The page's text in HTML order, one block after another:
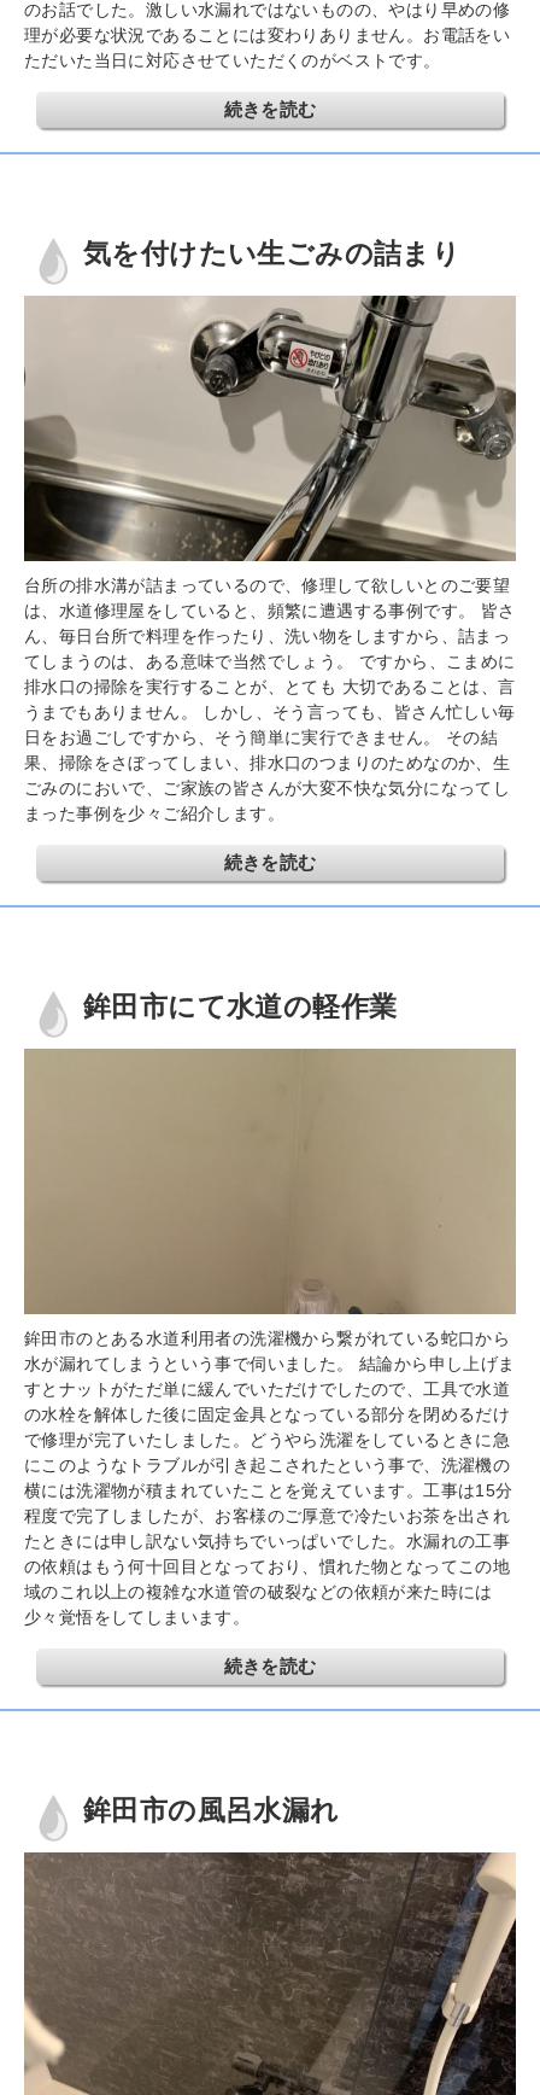
のお話でした。激しい水漏れではないものの、やはり早めの修
理が必要な状況であることには変わりありません。お電話をい
ただいた当日に対応させていただくのがベストです。
続きを読む
気を付けたい生ごみの詰まり
台所の排水溝が詰まっているので、修理して欲しいとのご要望
は、水道修理屋をしていると、頻繁に遭遇する事例です。 皆さ
ん、毎日台所で料理を作ったり、洗い物をしますから、詰まっ
てしまうのは、ある意味で当然でしょう。 ですから、こまめに
排水口の掃除を実行することが、とても 大切であることは、言
うまでもありません。 しかし、そう言っても、皆さん忙しい毎
日をお過ごしですから、そう簡単に実行できません。 その結
果、掃除をさぼってしまい、排水口のつまりのためなのか、生
ごみのにおいで、ご家族の皆さんが大変不快な気分になってし
まった事例を少々ご紹介します。
続きを読む
鉾田市にて水道の軽作業
鉾田市のとある水道利用者の洗濯機から繋がれている蛇口から
水が漏れてしまうという事で伺いました。 結論から申し上げま
すとナットがただ単に緩んでいただけでしたので、工具で水道
の水栓を解体した後に固定金具となっている部分を閉めるだけ
で修理が完了いたしました。どうやら洗濯をしているときに急
にこのようなトラブルが引き起こされたという事で、洗濯機の
横には洗濯物が積まれていたことを覚えています。工事は15分
程度で完了しましたが、お客様のご厚意で冷たいお茶を出され
たときには申し訳ない気持ちでいっぱいでした。水漏れの工事
の依頼はもう何十回目となっており、慣れた物となってこの地
域のこれ以上の複雑な水道管の破裂などの依頼が来た時には
少々覚悟をしてしまいます。
続きを読む
鉾田市の風呂水漏れ